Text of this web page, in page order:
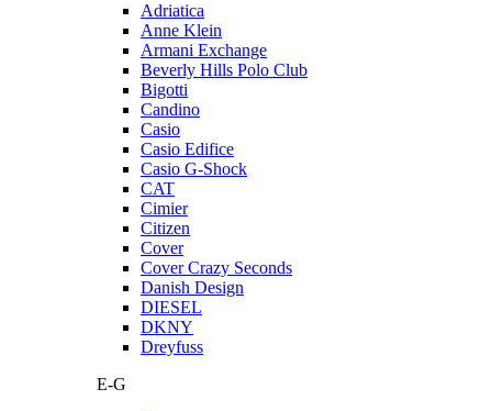
Adriatica
Anne Klein
Armani Exchange
Beverly Hills Polo Club
Bigotti
Candino
Casio
Casio Edifice
Casio G-Shock
CAT
Cimier
Citizen
Cover
Cover Crazy Seconds
Danish Design
DIESEL
DKNY
Dreyfuss
E-G